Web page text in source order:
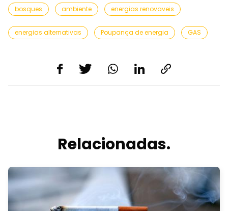
bosques ambiente energias renovaveis
energias alternativas Poupança de energia GAS
Relacionadas.